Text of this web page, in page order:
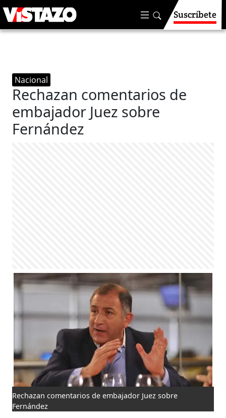
Suscríbete
Nacional
Rechazan comentarios de
embajador Juez sobre
Fernández
Rechazan comentarios de embajador Juez sobre
Fernández